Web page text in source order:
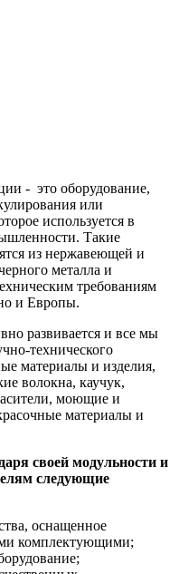
- это оборудование,
или
используется в
Такие
из нержавеющей и
металла и
требованиям
и Европы.
развивается и все мы
технического
материалы и изделия,
волокна, каучук,
моющие и
материалы и
своей модульности и
следующие
оснащенное
комплектующими;